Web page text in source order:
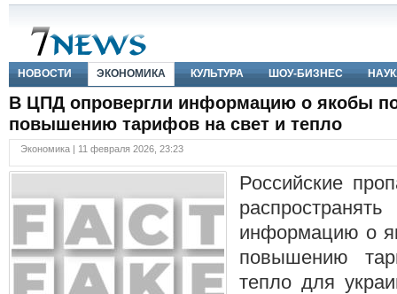
НОВОСТИ ЭКОНОМИКА КУЛЬТУРА ШОУ-БИЗНЕС
В ЦПД опровергли информацию о якобы
повышению тарифов на свет и тепло
Экономика | 11 февраля 2026, 23:23
Российские
информацию о
повышению
тепло для